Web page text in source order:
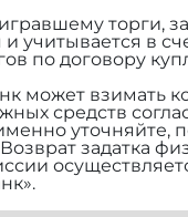
торги,
учитывается в
по договору
может взимать
средств
уточняйте,
задатка